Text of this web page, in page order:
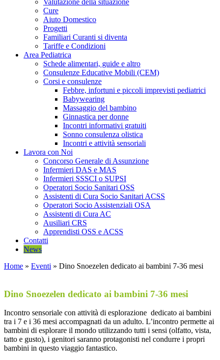
Valutazione della situazione
Cure
Aiuto Domestico
Progetti
Familiari Curanti si diventa
Tariffe e Condizioni
Area Pediatrica
Schede alimentari, guide e altro
Consulenze Educative Mobili (CEM)
Corsi e consulenze
Febbre, infortuni e piccoli imprevisti pediatrici
Babywearing
Massaggio del bambino
Ginnastica per donne
Incontri informativi gratuiti
Sonno consulenza olistica
Incontri e attività sensoriali
Lavora con Noi
Concorso Generale di Assunzione
Infermieri DAS e MAS
Infermieri SSSCI o SUPSI
Operatori Socio Sanitari OSS
Assistenti di Cura Socio Sanitari ACSS
Operatori Socio Assistenziali OSA
Assistenti di Cura AC
Ausiliari CRS
Apprendisti OSS e ACSS
Contatti
News
Home » Eventi » Dino Snoezelen dedicato ai bambini 7-36 mesi
Dino Snoezelen dedicato ai bambini 7-36 mesi
Incontro sensoriale con attività di esplorazione dedicato ai bambini
tra i 7 e i 36 mesi accompagnati da un adulto. L’incontro permette ai
bambini di esplorare il mondo utilizzando tutti i sensi (olfatto, vista,
tatto e gusto), i genitori saranno protagonisti nel condurre i propri
bambini in questo viaggio fantastico.